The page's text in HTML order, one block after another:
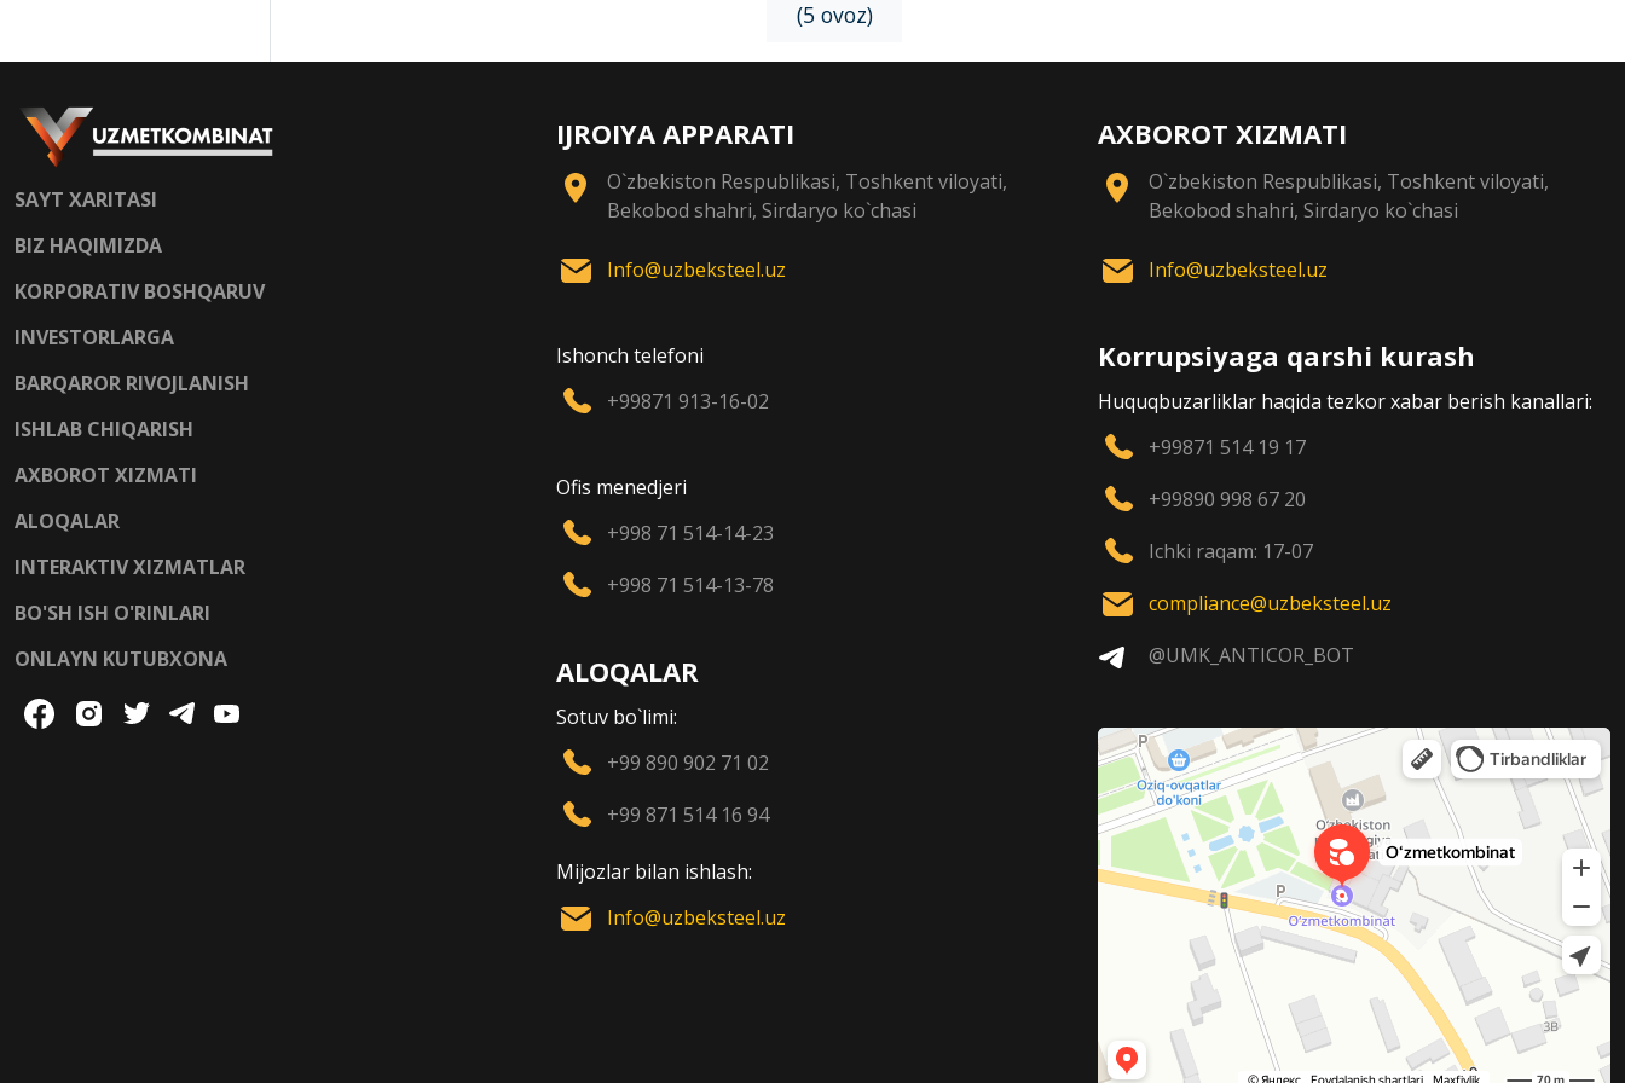
(5 ovoz)
SAYT XARITASI
BIZ HAQIMIZDA
KORPORATIV BOSHQARUV
INVESTORLARGA
BARQAROR RIVOJLANISH
ISHLAB CHIQARISH
AXBOROT XIZMATI
ALOQALAR
INTERAKTIV XIZMATLAR
BO'SH ISH O'RINLARI
ONLAYN KUTUBXONA
IJROIYA APPARATI
O`zbekiston Respublikasi, Toshkent viloyati,
Bekobod shahri, Sirdaryo ko`chasi
Info@uzbeksteel.uz
Ishonch telefoni
+99871 913-16-02
Ofis menedjeri
+998 71 514-14-23
+998 71 514-13-78
ALOQALAR
Sotuv bo`limi:
+99 890 902 71 02
+99 871 514 16 94
Mijozlar bilan ishlash:
Info@uzbeksteel.uz
AXBOROT XIZMATI
O`zbekiston Respublikasi, Toshkent viloyati,
Bekobod shahri, Sirdaryo ko`chasi
Info@uzbeksteel.uz
Korrupsiyaga qarshi kurash
Huquqbuzarliklar haqida tezkor xabar berish kanallari:
+99871 514 19 17
+99890 998 67 20
Ichki raqam: 17-07
compliance@uzbeksteel.uz
@UMK_ANTICOR_BOT